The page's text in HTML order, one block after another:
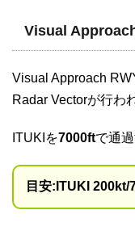
Visual
Visual Approach
Radar Vectorが行わ
ITUKIを7000ftで通
目安:ITUKI 200kt/